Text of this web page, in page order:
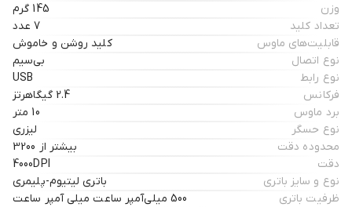
وزن
145 گرم
تعداد کلید
7 عدد
قابلیت‌های ماوس
کلید روشن و خاموش
نوع اتصال
بی‌سیم
نوع رابط
USB
فرکانس
2.4 گیگاهرتز
برد ماوس
10 متر
نوع حسگر
لیزری
محدوده دقت
بیشتر از 3200
دقت
4000DPI
نوع و سایز باتری
باتری لیتیوم-پلیمری
ظرفیت باتری
500 میلی‌آمپر ساعت میلی آمپر ساعت